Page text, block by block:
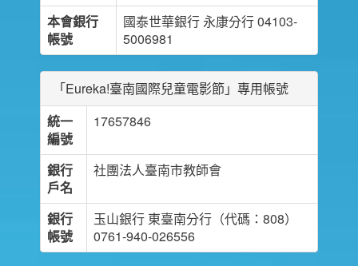
本會銀行
帳號
國泰世華銀行 永康分行 04103-
5006981
「Eureka!臺南國際兒童電影節」專用帳號
統一
編號
17657846
銀行
戶名
社團法人臺南市教師會
銀行
帳號
玉山銀行 東臺南分行（代碼：808）
0761-940-026556